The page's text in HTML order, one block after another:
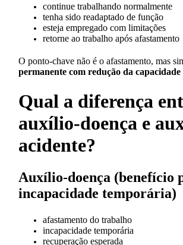
continue trabalhando normalmente
tenha sido readaptado de função
esteja empregado com limitações
retorne ao trabalho após afastamento
O ponto-chave não é o afastamento, mas
permanente com redução da
Qual a diferença
auxílio-doença e
acidente?
Auxílio-doença (benefício
incapacidade temporária)
afastamento do trabalho
incapacidade temporária
recuperação esperada